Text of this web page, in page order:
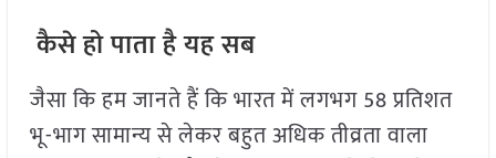
कैसे हो पाता है यह सब
जैसा कि हम जानते हैं कि भारत में लगभग 58 प्रतिशत
भू-भाग सामान्य से लेकर बहुत अधिक तीव्रता वाला